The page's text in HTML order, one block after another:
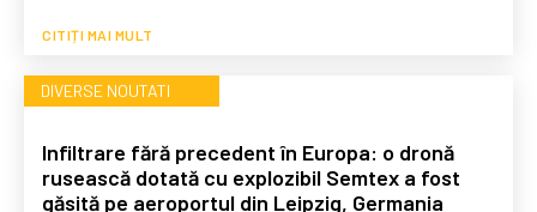
CITIȚI MAI MULT
DIVERSE NOUTATI
Infiltrare fără precedent în Europa: o dronă
rusească dotată cu explozibil Semtex a fost
găsită pe aeroportul din Leipzig, Germania